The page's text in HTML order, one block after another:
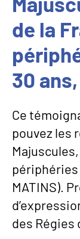
de la
30
Ce
pouvez les
périphéries
MATINS).
des Régies